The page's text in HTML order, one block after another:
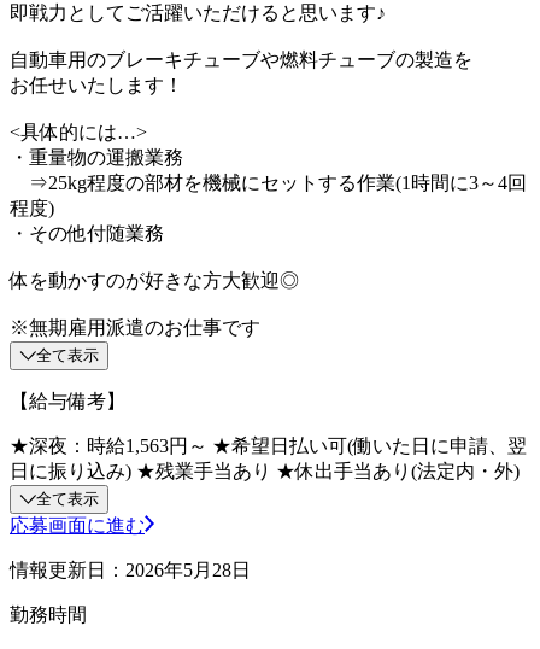
即戦力としてご活躍いただけると思います♪
自動車用のブレーキチューブや燃料チューブの製造を
お任せいたします！
<具体的には…>
・重量物の運搬業務
⇒25kg程度の部材を機械にセットする作業(1時間に3～4回
程度)
・その他付随業務
体を動かすのが好きな方大歓迎◎
※無期雇用派遣のお仕事です
全て表示
【給与備考】
★深夜：時給1,563円～ ★希望日払い可(働いた日に申請、翌
日に振り込み) ★残業手当あり ★休出手当あり(法定内・外)
全て表示
応募画面に進む
情報更新日：2026年5月28日
勤務時間